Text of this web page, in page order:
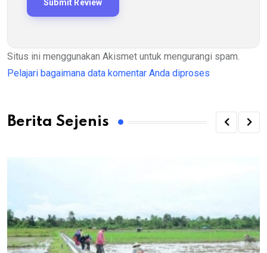
Situs ini menggunakan Akismet untuk mengurangi spam.
Pelajari bagaimana data komentar Anda diproses
Berita Sejenis